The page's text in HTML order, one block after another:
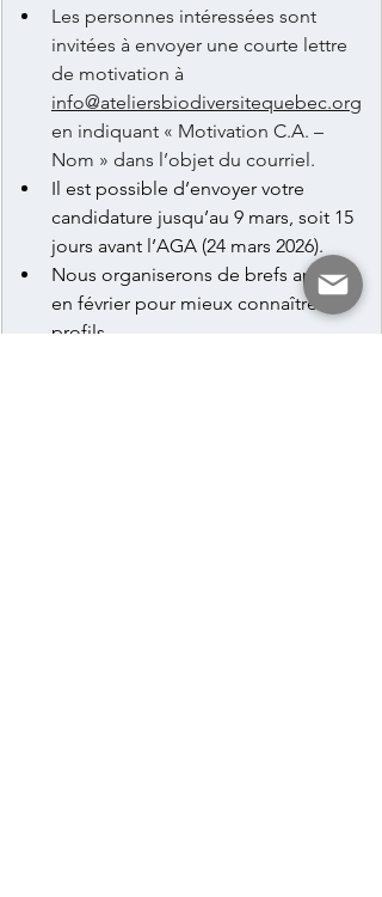
Les personnes intéressées sont
invitées à envoyer une courte lettre
de motivation à
info@ateliersbiodiversitequebec.org
en indiquant « Motivation C.A. –
Nom » dans l’objet du courriel.
Il est possible d’envoyer votre
candidature jusqu’au 9 mars, soit 15
jours avant l’AGA (24 mars 2026).
Nous organiserons de brefs appels
en février pour mieux connaître les
profils.